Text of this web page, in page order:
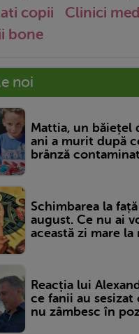
copii
Clinici
bone
noi
Mattia, un băiețel
ani a murit după
brânză
Schimbarea la
august. Ce nu ai
această zi mare la
Reacția lui
ce fanii au
nu zâmbesc în